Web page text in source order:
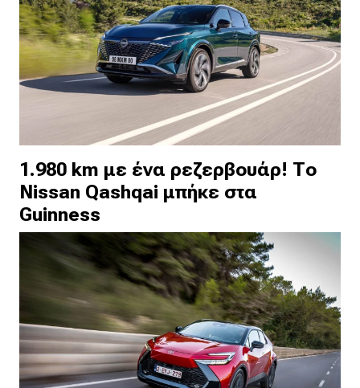
1.980 km με ένα ρεζερβουάρ! Το
Nissan Qashqai μπήκε στα
Guinness